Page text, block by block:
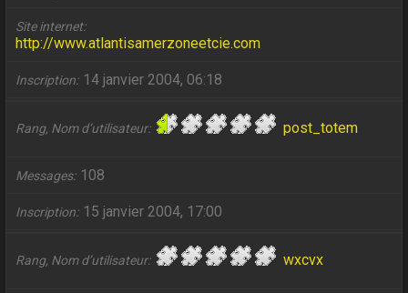
Site internet
http://www.atlantisamerzoneetcie.com
Inscription 14 janvier 2004, 06:18
Rang, Nom d’utilisateur post_totem
Messages 108
Inscription 15 janvier 2004, 17:00
Rang, Nom d’utilisateur wxcvx